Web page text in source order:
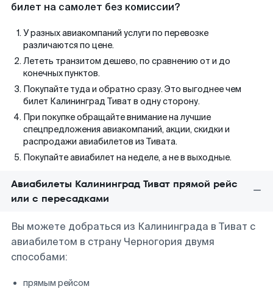
билет на самолет без комиссии?
У разных авиакомпаний услуги по перевозке
различаются по цене.
Лететь транзитом дешево, по сравнению от и до
конечных пунктов.
Покупайте туда и обратно сразу. Это выгоднее чем
билет Калининград Тиват в одну сторону.
При покупке обращайте внимание на лучшие
спецпредложения авиакомпаний, акции, скидки и
распродажи авиабилетов из Тивата.
Покупайте авиабилет на неделе, а не в выходные.
Авиабилеты Калининград Тиват прямой рейс
или с пересадками
Вы можете добраться из Калининграда в Тиват с
авиабилетом в страну Черногория двумя
способами:
прямым рейсом